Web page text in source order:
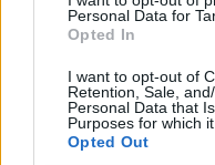
Personal Data for
Opted In
I want to opt-out of
Retention, Sale,
Personal Data that
Purposes for which
Opted Out